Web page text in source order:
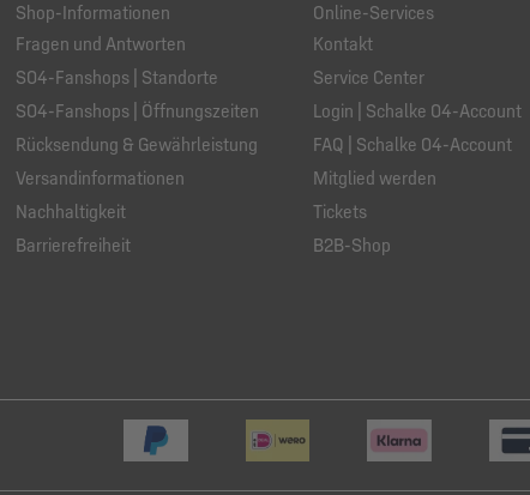
Shop-Informationen
Fragen und Antworten
S04-Fanshops | Standorte
S04-Fanshops | Öffnungszeiten
Rücksendung & Gewährleistung
Versandinformationen
Nachhaltigkeit
Barrierefreiheit
Online-Services
Kontakt
Service Center
Login | Schalke 04-Account
FAQ | Schalke 04-Account
Mitglied werden
Tickets
B2B-Shop